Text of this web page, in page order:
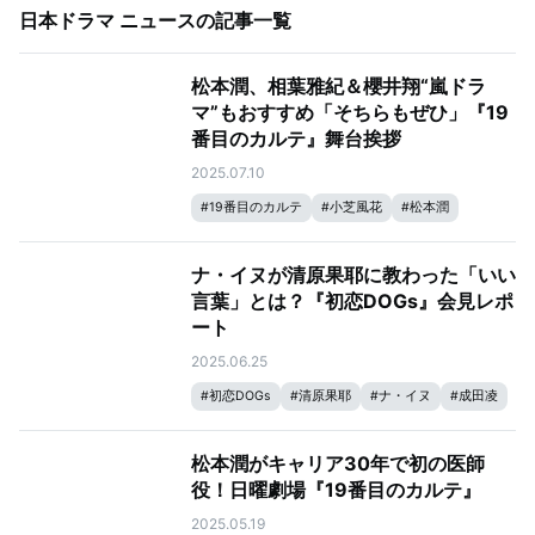
日本ドラマ ニュースの記事一覧
松本潤、相葉雅紀＆櫻井翔“嵐ドラ
マ”もおすすめ「そちらもぜひ」『19
番目のカルテ』舞台挨拶
2025.07.10
#19番目のカルテ #小芝風花 #松本潤
ナ・イヌが清原果耶に教わった「いい
言葉」とは？『初恋DOGs』会見レポ
ート
2025.06.25
#初恋DOGs #清原果耶 #ナ・イヌ #成田凌
松本潤がキャリア30年で初の医師
役！日曜劇場『19番目のカルテ』
2025.05.19